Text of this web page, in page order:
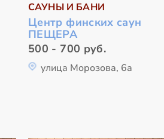
САУНЫ И БАНИ
Центр финских саун
ПЕЩЕРА
500 - 700 руб.
улица Морозова, 6а